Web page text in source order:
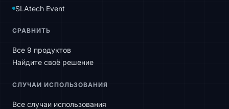
SLAtech Event
СРАВНИТЬ
Все 9 продуктов
Найдите своё решение
СЛУЧАИ ИСПОЛЬЗОВАНИЯ
Все случаи использования